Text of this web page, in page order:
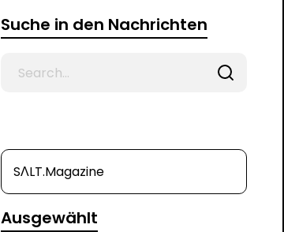
Suche in den Nachrichten
SΛLT.Magazine
Ausgewählt